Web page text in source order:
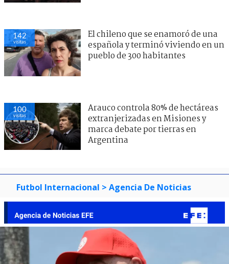
142
visitas
El chileno que se enamoró de una
española y terminó viviendo en un
pueblo de 300 habitantes
100
visitas
Arauco controla 80% de hectáreas
extranjerizadas en Misiones y
marca debate por tierras en
Argentina
Futbol Internacional > Agencia De Noticias